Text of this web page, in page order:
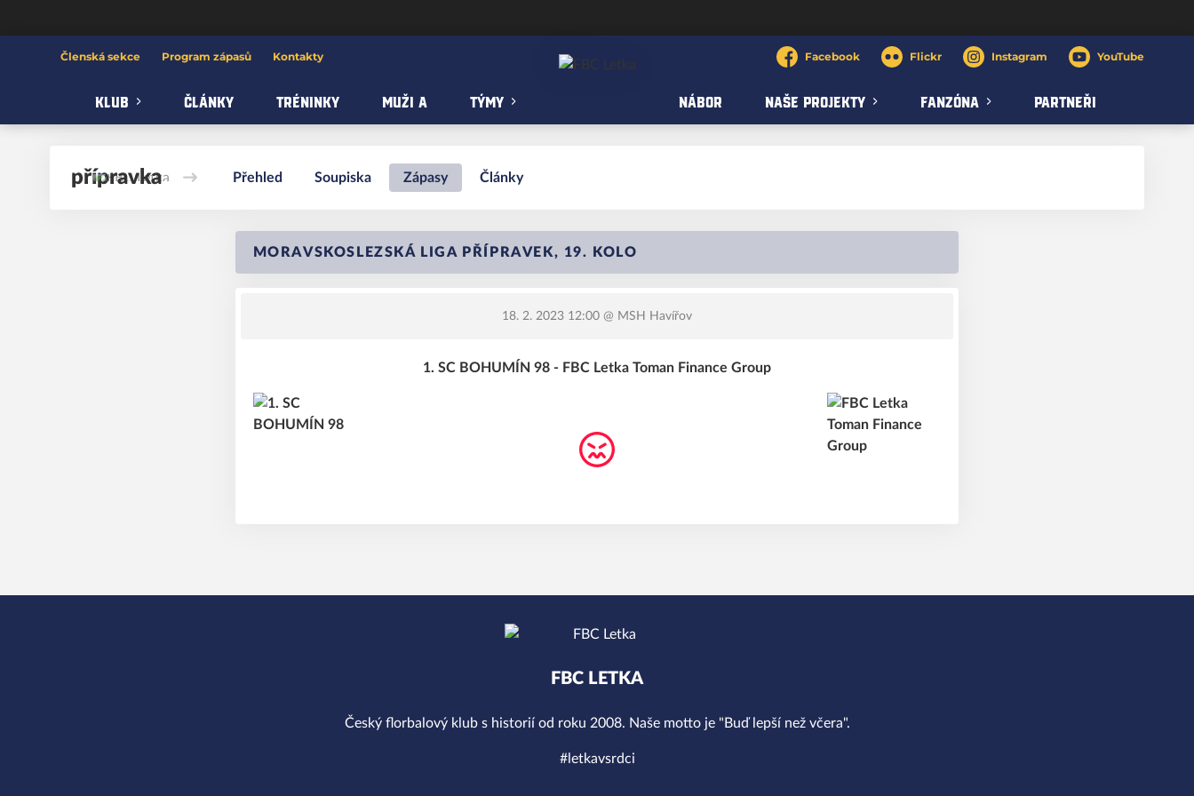
Členská sekce Program zápasů Kontakty Facebook Flickr Instagram YouTube
KLUB ČLÁNKY TRÉNINKY MUŽI A TÝMY NÁBOR NAŠE PROJEKTY FANZÓNA PARTNEŘI
přípravka Přehled Soupiska Zápasy Články
MORAVSKOSLEZSKÁ LIGA PŘÍPRAVEK, 19. KOLO
18. 2. 2023 12:00@ MSH Havířov
1. SC BOHUMÍN 98 - FBC Letka Toman Finance Group
FBC LETKA
Český florbalový klub s historií od roku 2008. Naše motto je "Buď lepší než včera".
#letkavsrdci